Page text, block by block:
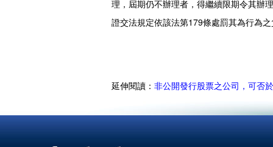
理，屆期仍不辦理者，得繼續限期令其辦
證交法規定依該法第179條處罰其為行為
延伸閱讀： 非公開發行股票之公司，可否